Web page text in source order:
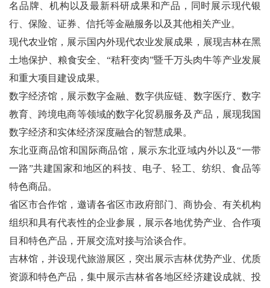
名品牌、机构以及最新科研成果和产品，同时展示现代银
行、保险、证券、信托等金融服务以及其他相关产业。
现代农业馆，展示国内外现代农业发展成果，展现吉林在黑
土地保护、粮食安全、“秸秆变肉”暨千万头肉牛等产业发展
和重大项目建设成果。
数字经济馆，展示数字金融、数字供应链、数字医疗、数字
教育、跨境电商等领域的数字化贸易服务及产品，展现我国
数字经济和实体经济深度融合的智慧成果。
东北亚商品馆和国际商品馆，展示东北亚域内外以及“一带
一路”共建国家和地区的科技、电子、轻工、纺织、食品等
特色商品。
省区市合作馆，邀请各省区市政府部门、商协会、有关机构
组织和具有代表性的企业参展，展示各地优势产业、合作项
目和特色产品，开展交流对接与洽谈合作。
吉林馆，并设现代旅游展区，突出展示吉林优势产业、优质
资源和特色产品，集中展示吉林省各地区经济建设成就、投